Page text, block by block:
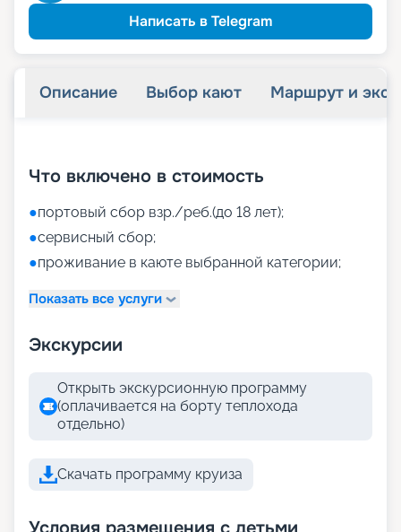
Написать в Telegram
Описание Выбор кают Маршрут и
Что включено в стоимость
●портовый сбор взр./реб.(до 18 лет);
●сервисный сбор;
●проживание в каюте выбранной категории;
Показать все услуги
Экскурсии
Открыть экскурсионную программу
(оплачивается на борту теплохода
отдельно)
Скачать программу круиза